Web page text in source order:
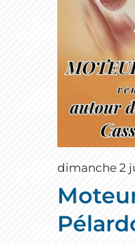
dimanche 2